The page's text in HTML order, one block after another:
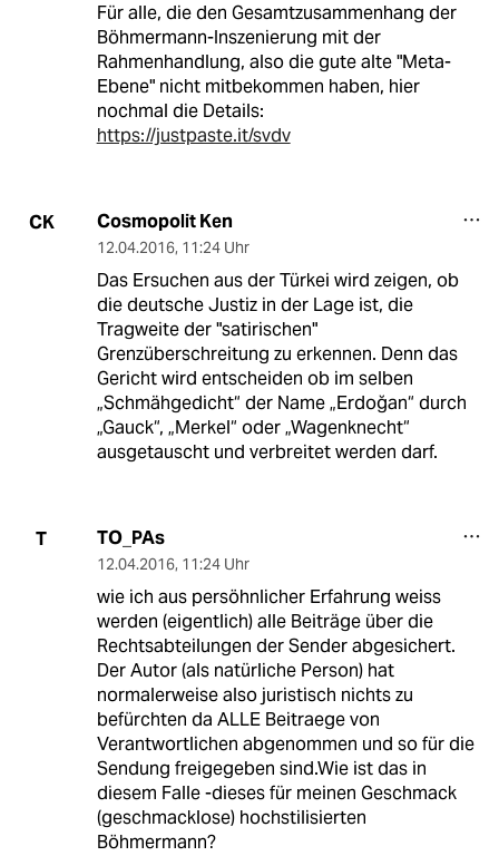
Für alle, die den Gesamtzusammenhang der
Böhmermann-Inszenierung mit der
Rahmenhandlung, also die gute alte "Meta-
Ebene" nicht mitbekommen haben, hier
nochmal die Details:
https://justpaste.it/svdv
CK Cosmopolit Ken
12.04.2016, 11:24 Uhr
Das Ersuchen aus der Türkei wird zeigen, ob
die deutsche Justiz in der Lage ist, die
Tragweite der "satirischen"
Grenzüberschreitung zu erkennen. Denn das
Gericht wird entscheiden ob im selben
„Schmähgedicht“ der Name „Erdoğan“ durch
„Gauck“, „Merkel“ oder „Wagenknecht“
ausgetauscht und verbreitet werden darf.
T TO_PAs
12.04.2016, 11:24 Uhr
wie ich aus persöhnlicher Erfahrung weiss
werden (eigentlich) alle Beiträge über die
Rechtsabteilungen der Sender abgesichert.
Der Autor (als natürliche Person) hat
normalerweise also juristisch nichts zu
befürchten da ALLE Beitraege von
Verantwortlichen abgenommen und so für die
Sendung freigegeben sind.Wie ist das in
diesem Falle -dieses für meinen Geschmack
(geschmacklose) hochstilisierten
Böhmermann?